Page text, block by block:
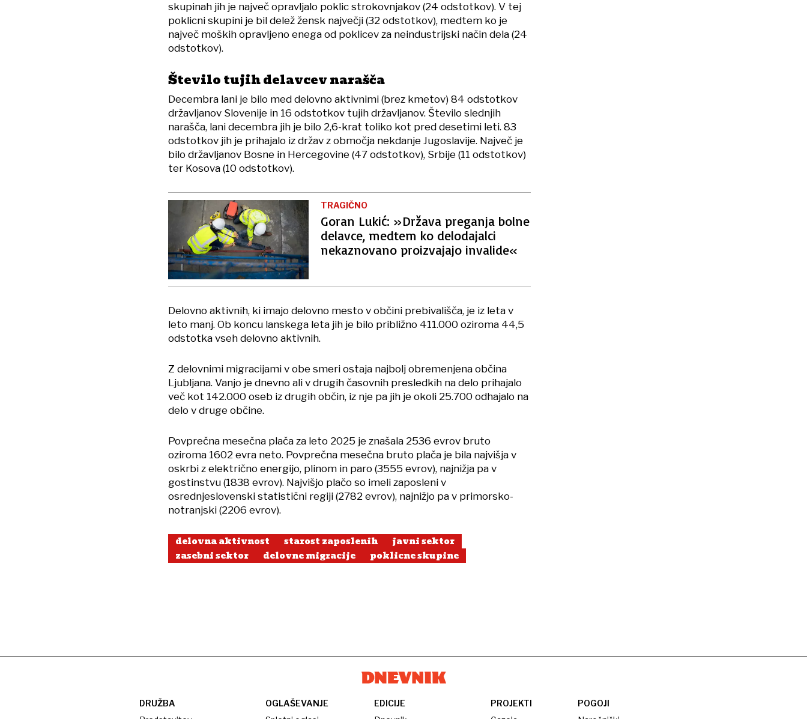
skupinah jih je največ opravljalo poklic strokovnjakov (24 odstotkov). V tej
poklicni skupini je bil delež žensk največji (32 odstotkov), medtem ko je
največ moških opravljeno enega od poklicev za neindustrijski način dela (24
odstotkov).
Število tujih delavcev narašča
Decembra lani je bilo med delovno aktivnimi (brez kmetov) 84 odstotkov
državljanov Slovenije in 16 odstotkov tujih državljanov. Število slednjih
narašča, lani decembra jih je bilo 2,6-krat toliko kot pred desetimi leti. 83
odstotkov jih je prihajalo iz držav z območja nekdanje Jugoslavije. Največ je
bilo državljanov Bosne in Hercegovine (47 odstotkov), Srbije (11 odstotkov)
ter Kosova (10 odstotkov).
TRAGIČNO
Goran Lukić: »Država preganja bolne
delavce, medtem ko delodajalci
nekaznovano proizvajajo invalide«
Delovno aktivnih, ki imajo delovno mesto v občini prebivališča, je iz leta v
leto manj. Ob koncu lanskega leta jih je bilo približno 411.000 oziroma 44,5
odstotka vseh delovno aktivnih.
Z delovnimi migracijami v obe smeri ostaja najbolj obremenjena občina
Ljubljana. Vanjo je dnevno ali v drugih časovnih presledkih na delo prihajalo
več kot 142.000 oseb iz drugih občin, iz nje pa jih je okoli 25.700 odhajalo na
delo v druge občine.
Povprečna mesečna plača za leto 2025 je znašala 2536 evrov bruto
oziroma 1602 evra neto. Povprečna mesečna bruto plača je bila najvišja v
oskrbi z električno energijo, plinom in paro (3555 evrov), najnižja pa v
gostinstvu (1838 evrov). Najvišjo plačo so imeli zaposleni v
osrednjeslovenski statistični regiji (2782 evrov), najnižjo pa v primorsko-
notranjski (2206 evrov).
delovna aktivnost starost zaposlenih
javni sektor
zasebni sektor
delovne migracije poklicne skupine
DRUŽBA
OGLAŠEVANJE
EDICIJE
PROJEKTI
POGOJI